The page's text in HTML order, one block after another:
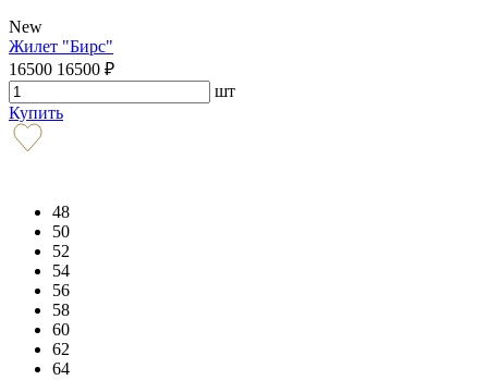
New
Жилет "Бирс"
16500 16500 ₽
шт
Купить
48
50
52
54
56
58
60
62
64